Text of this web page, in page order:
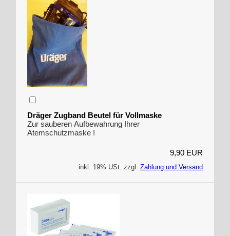
Dräger Zugband Beutel für Vollmaske
Zur sauberen Aufbewahrung Ihrer
Atemschutzmaske !
9,90 EUR
inkl. 19% USt. zzgl. Zahlung und Versand